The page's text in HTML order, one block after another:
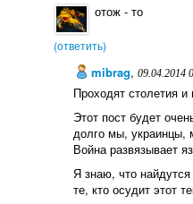
отож - то
(ответить)
mibrag, 09.04.2014
Проходят столетия
Этот пост будет
долго мы, украинцы,
Война развязывает
Я знаю, что
те, кто осудит этот